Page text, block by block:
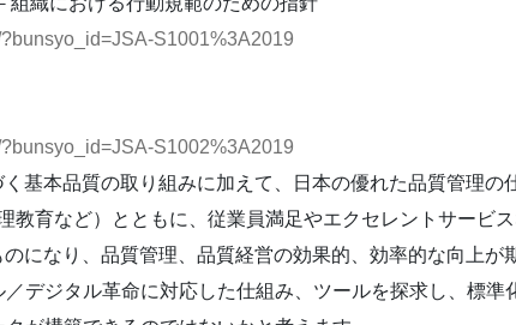
S1001%3A2019
S1002%3A2019
基本品質の取り組みに加えて、日本の優れた品質管理の
教育など）とともに、従業員満足やエクセレントサービ
になり、品質管理、品質経営の効果的、効率的な向上が
デジタル革命に対応した仕組み、ツールを探求し、標